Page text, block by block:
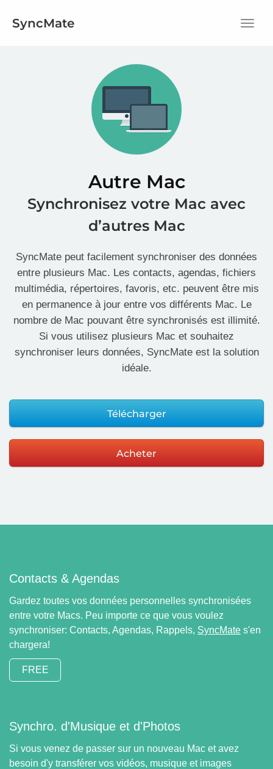
Menu
SyncMate
Autre Mac
Synchronisez votre Mac avec
d’autres Mac
SyncMate peut facilement synchroniser des données
entre plusieurs Mac. Les contacts, agendas, fichiers
multimédia, répertoires, favoris, etc. peuvent être mis
en permanence à jour entre vos différents Mac. Le
nombre de Mac pouvant être synchronisés est illimité.
Si vous utilisez plusieurs Mac et souhaitez
synchroniser leurs données, SyncMate est la solution
idéale.
Télécharger
Acheter
Contacts & Agendas
Gardez toutes vos données personnelles synchronisées
entre votre Macs. Peu importe ce que vous voulez
synchroniser: Contacts, Agendas, Rappels, SyncMate s'en
chargera!
FREE
Synchro. d'Musique et d'Photos
Si vous venez de passer sur un nouveau Mac et avez
besoin d'y transférer vos vidéos, musique et images